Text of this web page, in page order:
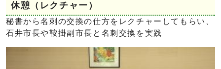
休憩（レクチャー）
秘書から名刺の交換の仕方をレクチャーしてもらい、
石井市長や鞍掛副市長と名刺交換を実践